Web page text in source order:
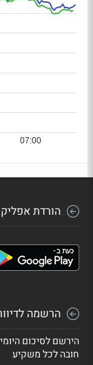
הורדת
הרשמה
הירשם לסיכום
חובה לכל משקיע